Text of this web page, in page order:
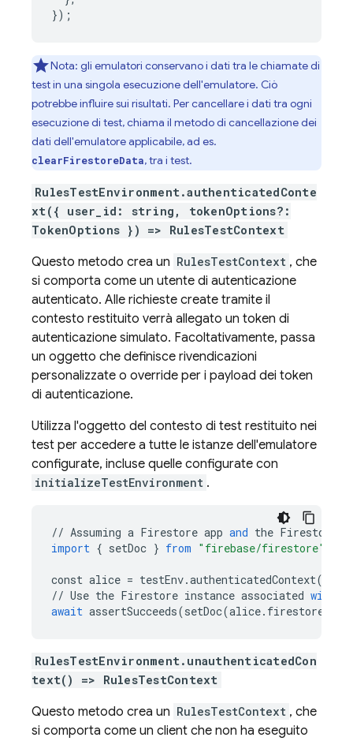
});
Nota: gli emulatori conservano i dati tra le chiamate di
test in una singola esecuzione dell'emulatore. Ciò
potrebbe influire sui risultati. Per cancellare i dati tra ogni
esecuzione di test, chiama il metodo di cancellazione dei
dati dell'emulatore applicabile, ad es.
clearFirestoreData, tra i test.
RulesTestEnvironment.authenticatedConte
xt({ user_id: string, tokenOptions?:
TokenOptions }) => RulesTestContext
Questo metodo crea un RulesTestContext , che
si comporta come un utente di autenticazione
autenticato. Alle richieste create tramite il
contesto restituito verrà allegato un token di
autenticazione simulato. Facoltativamente, passa
un oggetto che definisce rivendicazioni
personalizzate o override per i payload dei token
di autenticazione.
Utilizza l'oggetto del contesto di test restituito nei
test per accedere a tutte le istanze dell'emulatore
configurate, incluse quelle configurate con
initializeTestEnvironment .
// Assuming a Firestore app and the Firestore
import { setDoc } from "firebase/firestore"
const alice = testEnv.authenticatedContext(
// Use the Firestore instance associated with
await assertSucceeds(setDoc(alice. firestore
RulesTestEnvironment.unauthenticatedCon
text() => RulesTestContext
Questo metodo crea un RulesTestContext , che
si comporta come un client che non ha eseguito